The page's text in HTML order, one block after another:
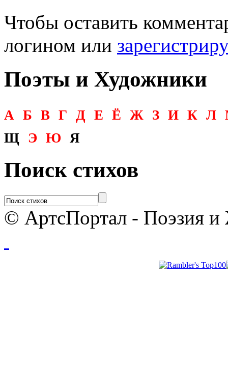
Чтобы оставить
логином или
Поэты и Художники
А Б В Г Д Е Ё Ж З И К Л
Щ Э Ю Я
Поиск стихов
© АртсПортал - Поэзия